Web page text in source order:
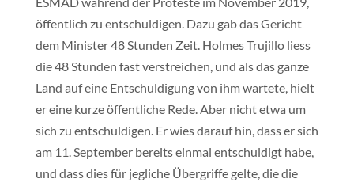
öffentlich zu entschuldigen. Dazu gab das Gericht
dem Minister 48 Stunden Zeit. Holmes Trujillo liess
die 48 Stunden fast verstreichen, und als das ganze
Land auf eine Entschuldigung von ihm wartete, hielt
er eine kurze öffentliche Rede. Aber nicht etwa um
sich zu entschuldigen. Er wies darauf hin, dass er sich
am 11. September bereits einmal entschuldigt habe,
und dass dies für jegliche Übergriffe gelte, die die